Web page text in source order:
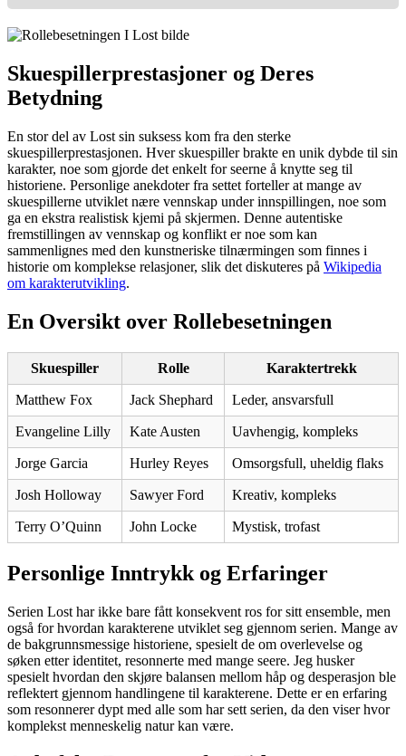
Skuespillerprestasjoner og Deres
Betydning
En stor del av Lost sin suksess kom fra den sterke
skuespillerprestasjonen. Hver skuespiller brakte en unik dybde til sin
karakter, noe som gjorde det enkelt for seerne å knytte seg til
historiene. Personlige anekdoter fra settet forteller at mange av
skuespillerne utviklet nære vennskap under innspillingen, noe som
ga en ekstra realistisk kjemi på skjermen. Denne autentiske
fremstillingen av vennskap og konflikt er noe som kan
sammenlignes med den kunstneriske tilnærmingen som finnes i
historie om komplekse relasjoner, slik det diskuteres på Wikipedia
om karakterutvikling.
En Oversikt over Rollebesetningen
Skuespiller Rolle Karaktertrekk
Matthew Fox Jack Shephard Leder, ansvarsfull
Evangeline Lilly Kate Austen Uavhengig, kompleks
Jorge Garcia Hurley Reyes Omsorgsfull, uheldig flaks
Josh Holloway Sawyer Ford Kreativ, kompleks
Terry O’Quinn John Locke Mystisk, trofast
Personlige Inntrykk og Erfaringer
Serien Lost har ikke bare fått konsekvent ros for sitt ensemble, men
også for hvordan karakterene utviklet seg gjennom serien. Mange av
de bakgrunnsmessige historiene, spesielt de om overlevelse og
søken etter identitet, resonnerte med mange seere. Jeg husker
spesielt hvordan den skjøre balansen mellom håp og desperasjon ble
reflektert gjennom handlingene til karakterene. Dette er en erfaring
som resonnerer dypt med alle som har sett serien, da den viser hvor
komplekst menneskelig natur kan være.